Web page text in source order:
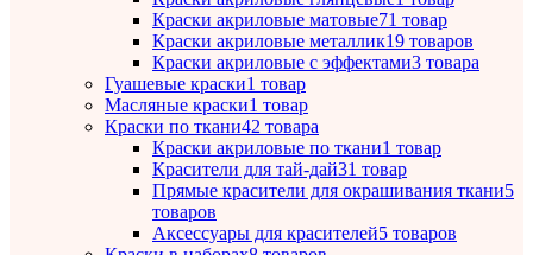
Краски акриловые матовые71 товар
Краски акриловые металлик19 товаров
Краски акриловые с эффектами3 товара
Гуашевые краски1 товар
Масляные краски1 товар
Краски по ткани42 товара
Краски акриловые по ткани1 товар
Красители для тай-дай31 товар
Прямые красители для окрашивания ткани5
товаров
Аксессуары для красителей5 товаров